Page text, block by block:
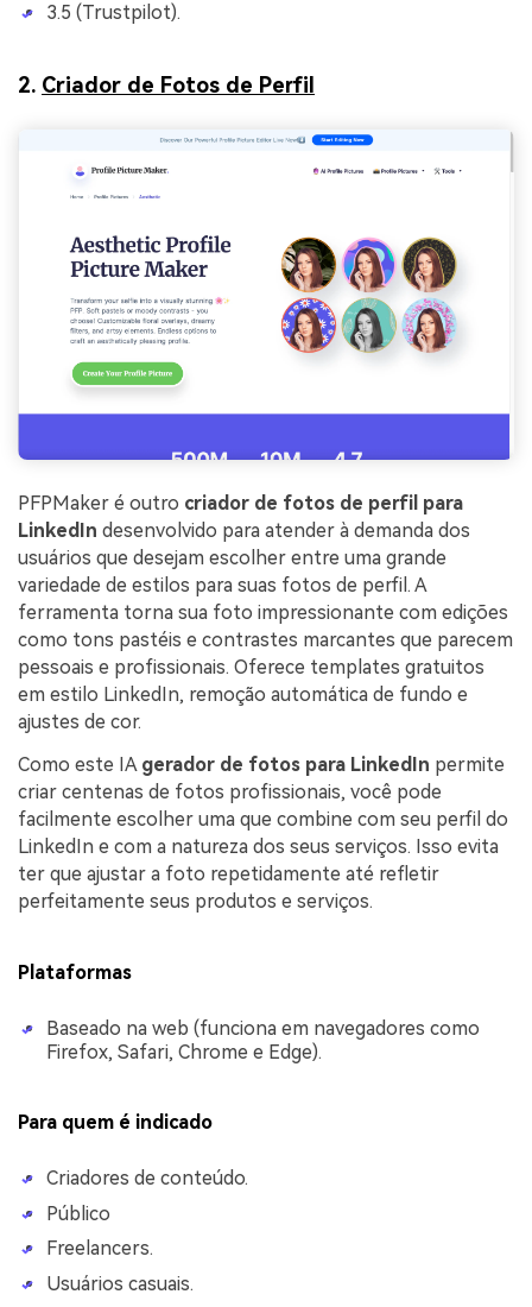
3.5 (Trustpilot).
2. Criador de Fotos de Perfil
PFPMaker é outro criador de fotos de perfil para
LinkedIn desenvolvido para atender à demanda dos
usuários que desejam escolher entre uma grande
variedade de estilos para suas fotos de perfil. A
ferramenta torna sua foto impressionante com edições
como tons pastéis e contrastes marcantes que parecem
pessoais e profissionais. Oferece templates gratuitos
em estilo LinkedIn, remoção automática de fundo e
ajustes de cor.
Como este IA gerador de fotos para LinkedIn permite
criar centenas de fotos profissionais, você pode
facilmente escolher uma que combine com seu perfil do
LinkedIn e com a natureza dos seus serviços. Isso evita
ter que ajustar a foto repetidamente até refletir
perfeitamente seus produtos e serviços.
Plataformas
Baseado na web (funciona em navegadores como
Firefox, Safari, Chrome e Edge).
Para quem é indicado
Criadores de conteúdo.
Público
Freelancers.
Usuários casuais.